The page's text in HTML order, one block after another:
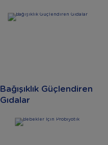
Bağışıklık Güçlendiren
Gıdalar